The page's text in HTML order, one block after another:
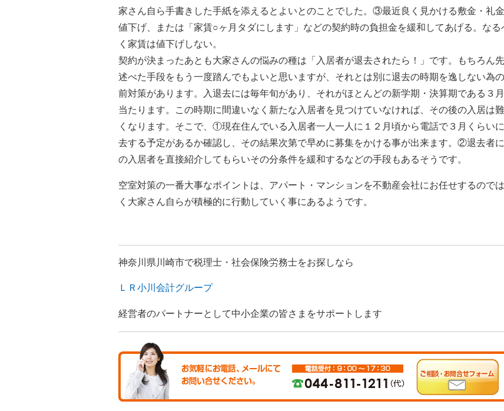
家さん自ら手書きした手紙を添えるとよいとのことでした。③最近良く見かける敷金・礼
値下げ、または「家賃○ヶ月タダにします」などの契約時の負担金を緩和してあげる。なる
く家賃は値下げしない。
契約が決まったあとも大家さんの悩みの種は「入居者が退去されたら！」です。もちろん
述べた手段をもう一度踏んでもよいと思いますが、それとは別に退去の時期を逸しない為
前対策があります。入退去には毎年旬があり、それがほとんどの新学期・決算期である３
当たります。この時期に間違いなく新たな入居者を見つけていなければ、その後の入居は
くなります。そこで、①現在住んでいる入居者一人一人に１２月頃から電話で３月くらい
去する予定があるか確認し、その結果次第で早めに募集をかける事が出来ます。②退去者
の入居者を直接紹介してもらいその分条件を緩和するなどの手段もあるそうです。
空室対策の一番大事なポイントは、アパート・マンションを不動産会社にお任せするので
く大家さん自らが積極的に行動していく事にあるようです。
神奈川県川崎市で税理士・社会保険労務士をお探しなら
ＬＲ小川会計グループ
経営者のパートナーとして中小企業の皆さまをサポートします